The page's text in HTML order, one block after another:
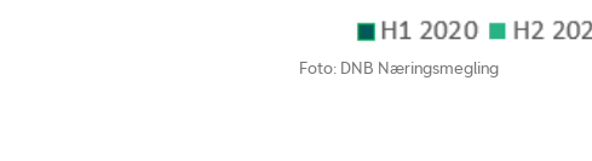
Foto: DNB Næringsmegling